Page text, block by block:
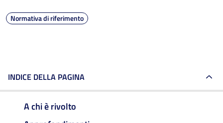
Normativa di riferimento
INDICE DELLA PAGINA
A chi è rivolto